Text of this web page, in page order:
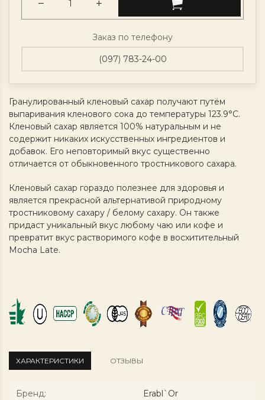
Заказ по телефону
(097) 783-24-00
Гранулированный кленовый сахар получают путём
выпаривания кленового сока до температуры 123.9°C.
Кленовый сахар является 100% натуральным и не
содержит никаких искусственных ингредиентов и
добавок. Его неповторимый вкус существенно
отличается от обыкновенного тростникового сахара.
Кленовый сахар гораздо полезнее для здоровья и
является прекрасной альтернативой природному
тростниковому сахару / белому сахару. Он также
придаст уникальный вкус любому чаю или кофе и
превратит вкус растворимого кофе в восхитительный
Mocha Late.
ХАРАКТЕРИСТИКИ ОТЗЫВЫ
Бренд: Erabl`Or